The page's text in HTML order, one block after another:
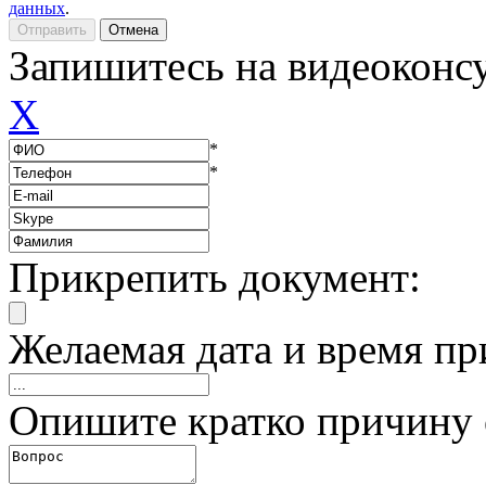
данных.
Запишитесь на
X
*
*
Прикрепить документ:
Желаемая дата и время
Опишите кратко